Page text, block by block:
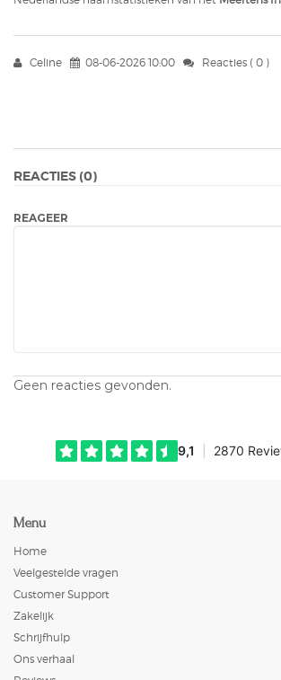
Celine 08-06-2026 10:00 Reacties ( 0 )
REACTIES (0)
REAGEER
Geen reacties gevonden.
Menu
Home
Veelgestelde vragen
Customer Support
Zakelijk
Schrijfhulp
Ons verhaal